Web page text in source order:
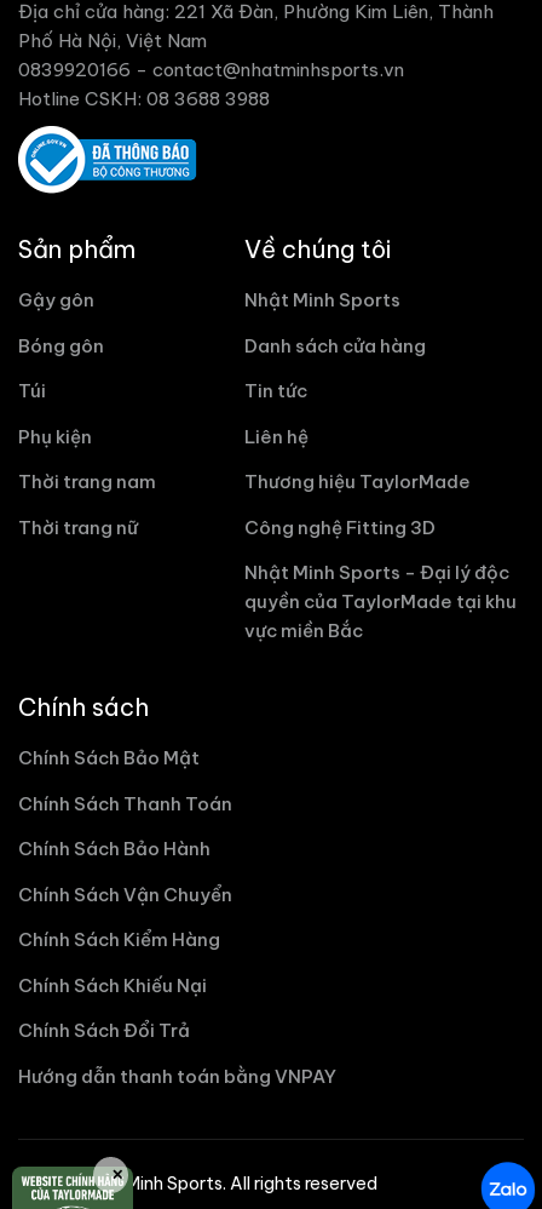
✕
Địa chỉ cửa hàng: 221 Xã Đàn, Phường Kim Liên, Thành
Phố Hà Nội, Việt Nam
0839920166 - contact@nhatminhsports.vn
Hotline CSKH: 08 3688 3988
Sản phẩm
Gậy gôn
Bóng gôn
Túi
Phụ kiện
Thời trang nam
Thời trang nữ
Về chúng tôi
Nhật Minh Sports
Danh sách cửa hàng
Tin tức
Liên hệ
Thương hiệu TaylorMade
Công nghệ Fitting 3D
Nhật Minh Sports - Đại lý độc
quyền của TaylorMade tại khu
vực miền Bắc
Chính sách
Chính Sách Bảo Mật
Chính Sách Thanh Toán
Chính Sách Bảo Hành
Chính Sách Vận Chuyển
Chính Sách Kiểm Hàng
Chính Sách Khiếu Nại
Chính Sách Đổi Trả
Hướng dẫn thanh toán bằng VNPAY
©2025 Nhat Minh Sports. All rights reserved